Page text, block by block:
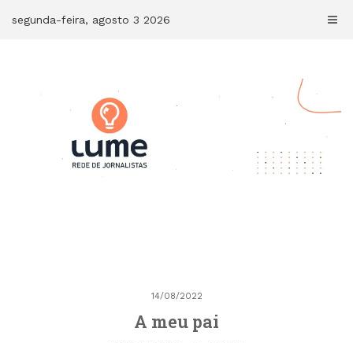
segunda-feira, agosto 3 2026
14/08/2022
A meu pai